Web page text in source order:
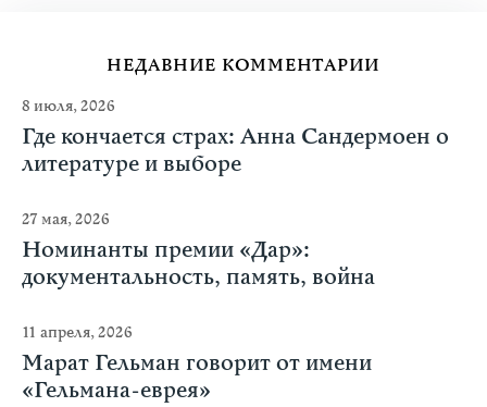
НЕДАВНИЕ КОММЕНТАРИИ
8 июля, 2026
Где кончается страх: Анна Сандермоен о
литературе и выборе
27 мая, 2026
Номинанты премии «Дар»:
документальность, память, война
11 апреля, 2026
Марат Гельман говорит от имени
«Гельмана-еврея»